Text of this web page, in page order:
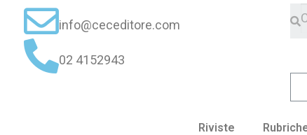
info@ceceditore.com
02 4152943
Riviste